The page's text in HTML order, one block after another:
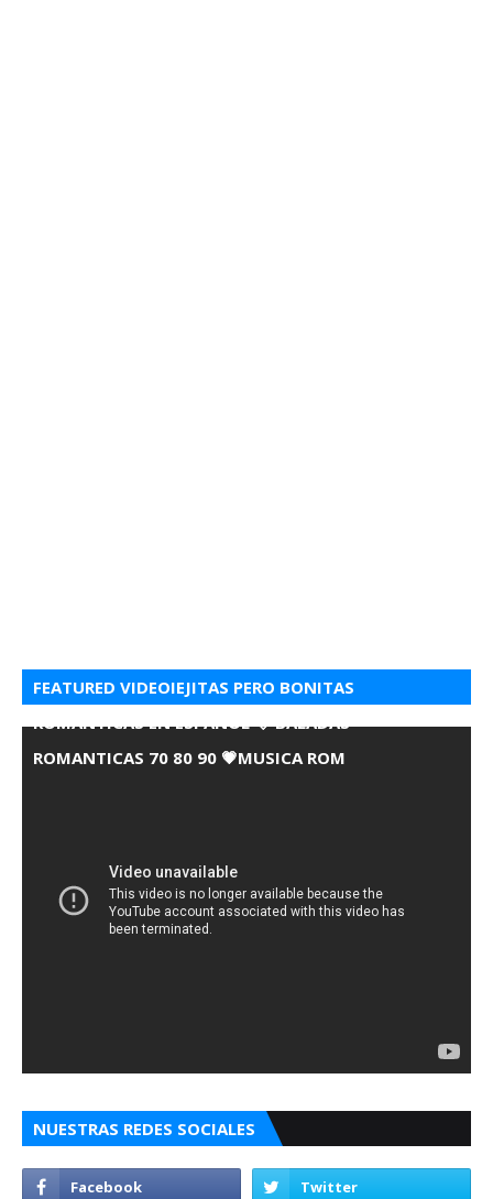
FEATURED VIDEOIEJITAS PERO BONITAS
ROMANTICAS EN ESPANOL 💘 BALADAS
ROMANTICAS 70 80 90 💗MUSICA ROM
NUESTRAS REDES SOCIALES